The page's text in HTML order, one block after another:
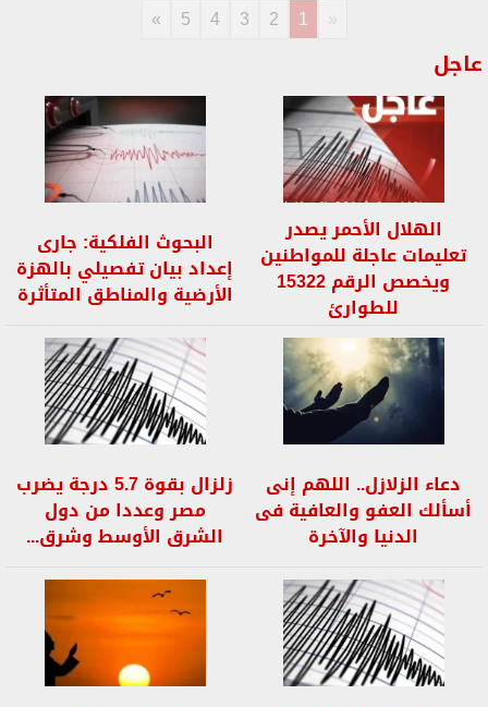
«
1
2
3
4
5
»
عاجل
الهلال الأحمر يصدر
تعليمات عاجلة للمواطنين
ويخصص الرقم 15322
للطوارئ
البحوث الفلكية: جارى
إعداد بيان تفصيلي بالهزة
الأرضية والمناطق المتأثرة
دعاء الزلازل.. اللهم إنى
أسألك العفو والعافية فى
الدنيا والآخرة
زلزال بقوة 5.7 درجة يضرب
مصر وعددا من دول
الشرق الأوسط وشرق...